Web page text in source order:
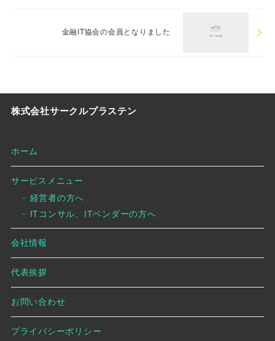
金融IT協会の会員となりました
株式会社サークルプラステン
ホーム
サービスメニュー
経営者の方へ
ITコンサル、ITベンダーの方へ
会社情報
代表挨拶
お問い合わせ
プライバシーポリシー